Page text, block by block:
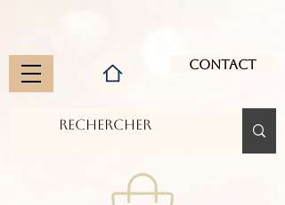
Contact